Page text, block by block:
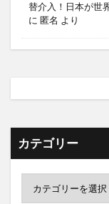
替介入！日本が世
に 匿名 より
カテゴリー